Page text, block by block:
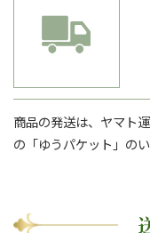
商品の発送は、ヤマト
の「ゆうパケット」の